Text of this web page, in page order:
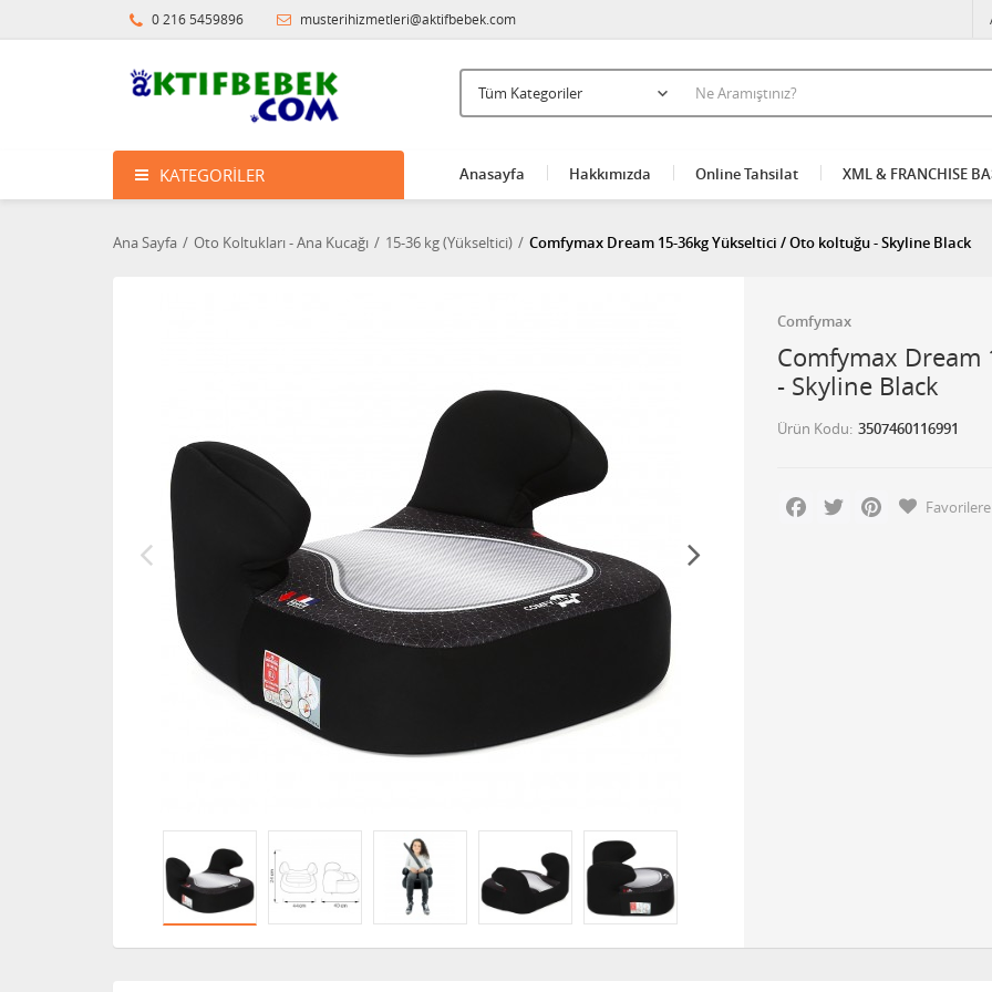
0 216 5459896 musterihizmetleri@aktifbebek.com
KATEGORILER Anasayfa Hakkımızda Online Tahsilat XML & FRANCHISE
Ana Sayfa Oto Koltukları - Ana Kucağı 15-36 kg (Yükseltici) Comfymax Dream 15-36kg Yükseltici / Oto koltuğu - Skyline Black
Comfymax
Comfymax
- Skyline Black
Ürün Kodu 3507460116991
Facebook
Twitter Pinterest